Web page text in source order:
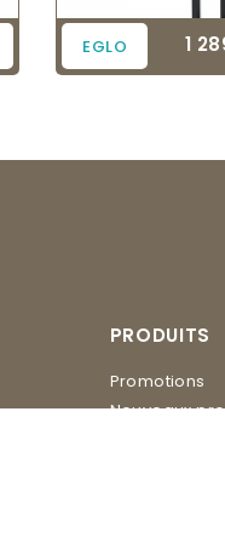
EGLO 1
PRODUITS
Promotions
Nouveaux